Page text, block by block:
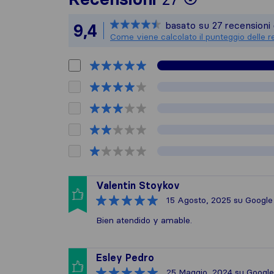
Tutte le
9,4 basato su 27 recensioni
Come viene calcolato il punteggio delle
Valentin Stoykov
15 Agosto, 2025 su Google
Bien atendido y amable.
Esley Pedro